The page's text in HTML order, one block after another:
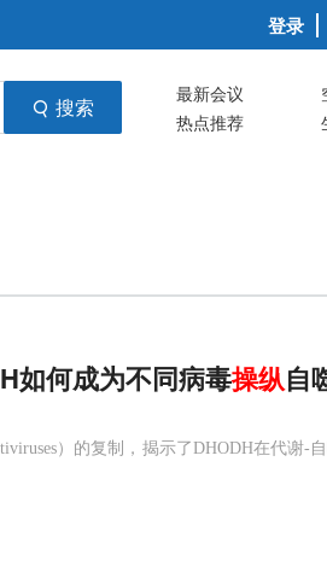
登录
搜索 最新会议
热点推荐
如何成为不同病毒操纵自
）的复制，揭示了DHODH在代谢-